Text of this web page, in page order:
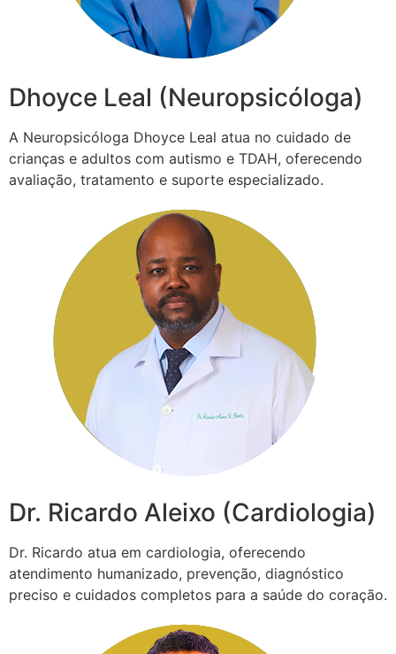
Dhoyce Leal (Neuropsicóloga)
A Neuropsicóloga Dhoyce Leal atua no cuidado de
crianças e adultos com autismo e TDAH, oferecendo
avaliação, tratamento e suporte especializado.
Dr. Ricardo Aleixo (Cardiologia)
Dr. Ricardo atua em cardiologia, oferecendo
atendimento humanizado, prevenção, diagnóstico
preciso e cuidados completos para a saúde do coração.